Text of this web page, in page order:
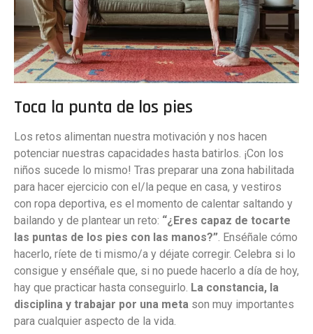
Toca la punta de los pies
Los retos alimentan nuestra motivación y nos hacen
potenciar nuestras capacidades hasta batirlos. ¡Con los
niños sucede lo mismo! Tras preparar una zona habilitada
para hacer ejercicio con el/la peque en casa, y vestiros
con ropa deportiva, es el momento de calentar saltando y
bailando y de plantear un reto: “¿Eres capaz de tocarte
las puntas de los pies con las manos?”. Enséñale cómo
hacerlo, ríete de ti mismo/a y déjate corregir. Celebra si lo
consigue y enséñale que, si no puede hacerlo a día de hoy,
hay que practicar hasta conseguirlo. La constancia, la
disciplina y trabajar por una meta son muy importantes
para cualquier aspecto de la vida.